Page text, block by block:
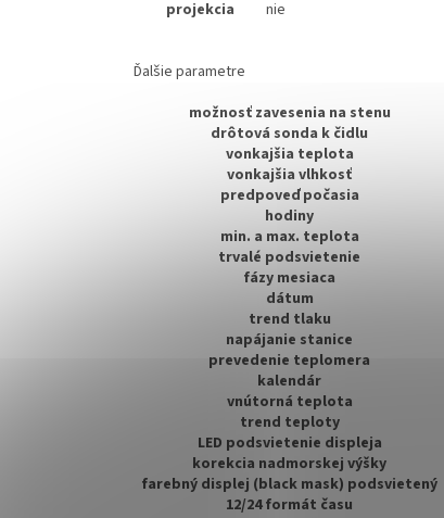
projekcia
nie
Ďalšie parametre
možnosť zavesenia na stenu
drôtová sonda k čidlu
vonkajšia teplota
vonkajšia vlhkosť
predpoveď počasia
hodiny
min. a max. teplota
trvalé podsvietenie
fázy mesiaca
dátum
trend tlaku
napájanie stanice
prevedenie teplomera
kalendár
vnútorná teplota
trend teploty
LED podsvietenie displeja
korekcia nadmorskej výšky
farebný displej (black mask) podsvietený
12/24 formát času